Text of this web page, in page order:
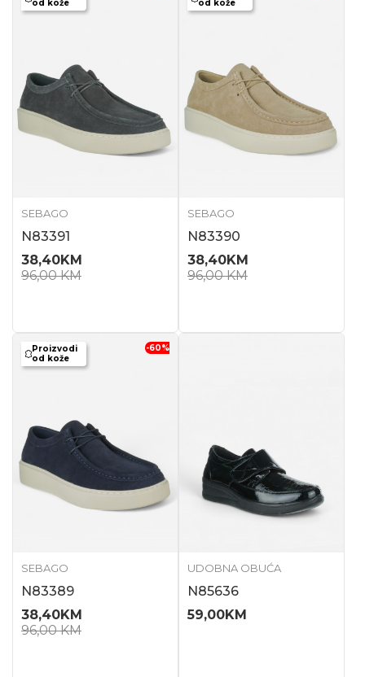
od kože
SEBAGO
N83391
38,40KM
96,00KM
od kože
SEBAGO
N83390
38,40KM
96,00KM
Proizvodi
od kože
-60%
SEBAGO
N83389
38,40KM
96,00KM
UDOBNA OBUĆA
N85636
59,00KM